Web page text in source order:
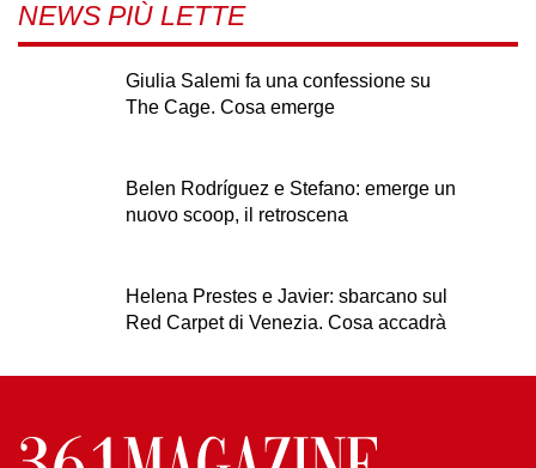
NEWS PIÙ LETTE
Giulia Salemi fa una confessione su
The Cage. Cosa emerge
Belen Rodríguez e Stefano: emerge un
nuovo scoop, il retroscena
Helena Prestes e Javier: sbarcano sul
Red Carpet di Venezia. Cosa accadrà